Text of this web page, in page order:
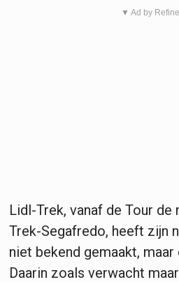
▼ Ad by
Lidl-Trek, vanaf de Tour de
Trek-Segafredo, heeft zijn
niet bekend gemaakt,
Daarin zoals verwacht